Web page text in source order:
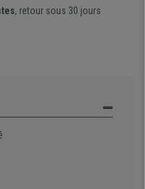
, retour sous 30 jours